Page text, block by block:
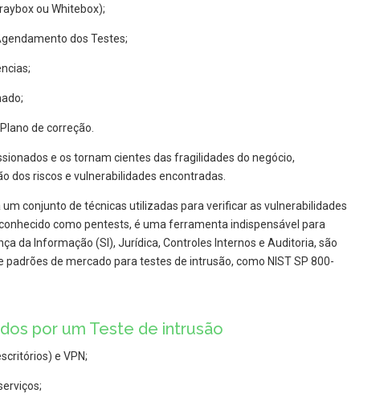
ou Whitebox);
dos Testes;
de correção.
e os tornam cientes das fragilidades do negócio,
dos riscos e vulnerabilidades encontradas.
conjunto de técnicas utilizadas para verificar as vulnerabilidades
como pentests, é uma ferramenta indispensável para
da Informação (SI), Jurídica, Controles Internos e Auditoria, são
de mercado para testes de intrusão, como NIST SP 800-
por um Teste de intrusão
e VPN;